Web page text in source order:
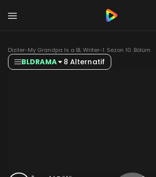
Diziler-My Grandpa Is a BL Writer-1. Sezon 10. Bölüm
BLDRAMA 8 Alternatif